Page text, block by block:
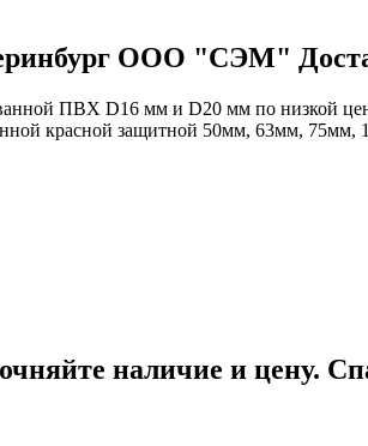
ООО "СЭМ"
ПВХ D16 мм и D20 мм по низкой
красной защитной 50мм, 63мм,
наличие и цену.